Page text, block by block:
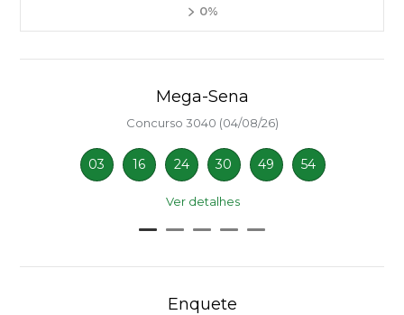
0%
Mega-Sena
Concurso 3040 (04/08/26)
03 16 24 30 49 54
Ver detalhes
Enquete